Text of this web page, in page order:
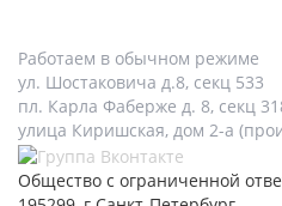
Работаем в обычном режиме
ул. Шостаковича д.8, секц 533
пл. Карла Фаберже д. 8, секц
улица Киришская, дом 2-а
Общество с ограниченной